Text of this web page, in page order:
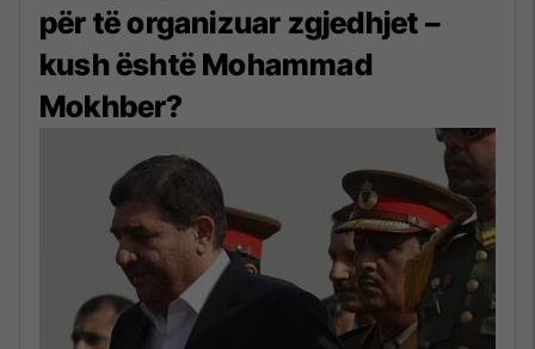
për të organizuar zgjedhjet –
kush është Mohammad
Mokhber?